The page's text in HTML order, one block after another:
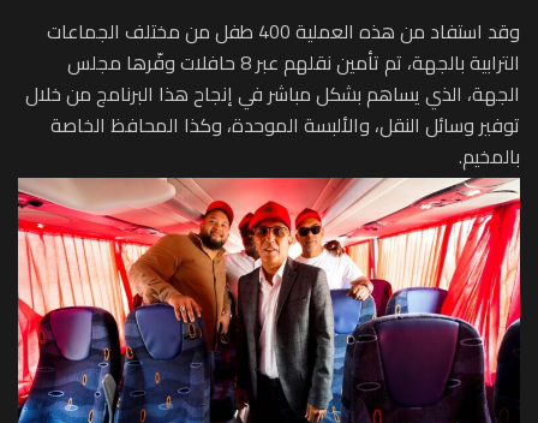
وقد استفاد من هذه العملية 400 طفل من مختلف الجماعات
الترابية بالجهة، تم تأمين نقلهم عبر 8 حافلات وفّرها مجلس
الجهة، الذي يساهم بشكل مباشر في إنجاح هذا البرنامج من خلال
توفير وسائل النقل، والألبسة الموحدة، وكذا المحافظ الخاصة
بالمخيم.